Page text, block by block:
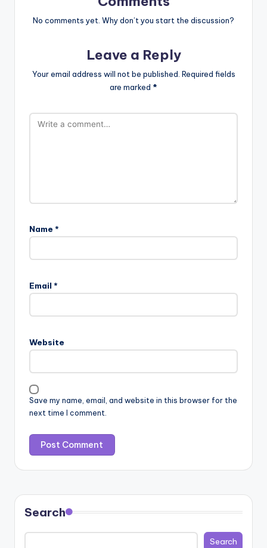
No comments yet. Why don’t you start the discussion?
Leave a Reply
Your email address will not be published. Required fields
are marked *
Name *
Email *
Website
Save my name, email, and website in this browser for the
next time I comment.
Search
Search